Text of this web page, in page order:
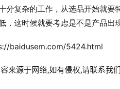
复杂的工作，从选品开始就要
，这时候就要考虑是不是产品出
baidusem.com/5424.html
来源于网络,如有侵权,请联系我